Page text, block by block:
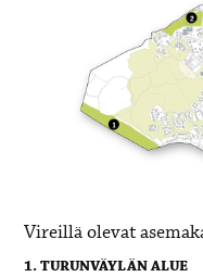
Vireillä olevat
1. TURUNVÄYLÄN ALUE